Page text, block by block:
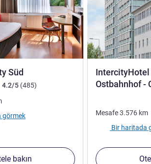
Süd
(ALL Puanlama)
4.2/5 (485görüş
)
görmek
bakın
Ostbahnhof -
Mesafe3.576 km
Bir haritada